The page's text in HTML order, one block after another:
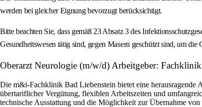
werden bei gleicher Eignung bevorzugt berücksichtigt.
Bitte beachten Sie, dass gemäß 23 Absatz 3 des
Gesundheitswesen tätig sind, gegen Masern geschützt sind, um
Oberarzt Neurologie (m/w/d) Arbeitgeber: Fachklinik
Die m&i-Fachklinik Bad Liebenstein bietet eine herausragende
übertariflicher Vergütung, flexiblen Arbeitszeiten und
technische Ausstattung und die Möglichkeit zur Übernahme